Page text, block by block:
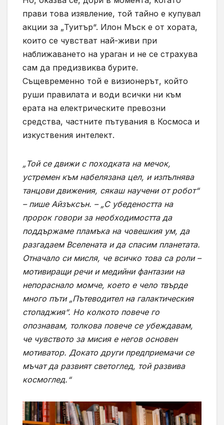
прави това изявление, той тайно е купувал
акции за „Туитър“. Илон Мъск е от хората,
които се чувстват най-живи при
наближаването на ураган и не се страхува
сам да предизвиква бурите.
Същевременно той е визионерът, който
руши правилата и води всички ни към
ерата на електрическите превозни
средства, частните пътувания в Космоса и
изкуствения интелект.
„Той се движи с походката на мечок,
устремен към набелязана цел, и изпълнява
танцови движения, сякаш научени от робот“
– пише Айзъксън. – „С убедеността на
пророк говори за необходимостта да
поддържаме пламъка на човешкия ум, да
разгадаем Вселената и да спасим планетата.
Отначало си мисля, че всичко това са роли –
мотивиращи речи и медийни фантазии на
непораснало момче, което е чело твърде
много пъти „Пътеводител на галактическия
стопаджия“. Но колкото повече го
опознавам, толкова повече се убеждавам,
че чувството за мисия е негов основен
мотиватор. Докато други предприемачи се
мъчат да развият светоглед, той развива
космоглед.“